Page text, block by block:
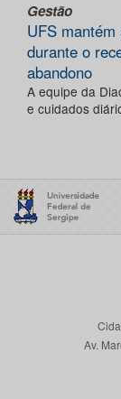
Gestão
UFS
durante o
abandono
A equipe da
e cuidados
Av.